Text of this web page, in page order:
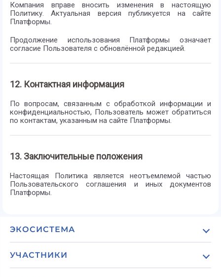
Компания вправе вносить изменения в настоящую
Политику. Актуальная версия публикуется на сайте
Платформы.
Продолжение использования Платформы означает
согласие Пользователя с обновлённой редакцией.
12. Контактная информация
По вопросам, связанным с обработкой информации и
конфиденциальностью, Пользователь может обратиться
по контактам, указанным на сайте Платформы.
13. Заключительные положения
Настоящая Политика является неотъемлемой частью
Пользовательского соглашения и иных документов
Платформы.
ЭКОСИСТЕМА
УЧАСТНИКИ